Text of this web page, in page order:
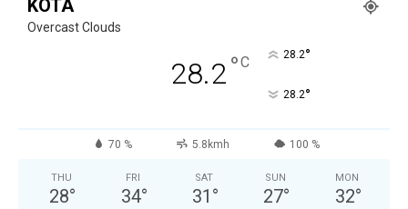
KOTA
Overcast Clouds
28.2°C 28.2°
28.2°
70 % 5.8kmh 100 %
THU
28°
FRI
34°
SAT
31 °
SUN
27°
MON
32°